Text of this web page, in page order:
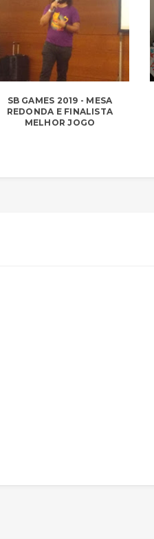
SB GAMES 2019 - MESA
REDONDA E FINALISTA
MELHOR JOGO